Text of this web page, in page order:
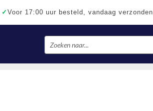
✓ Voor 17:00 uur besteld, vandaag verzonden